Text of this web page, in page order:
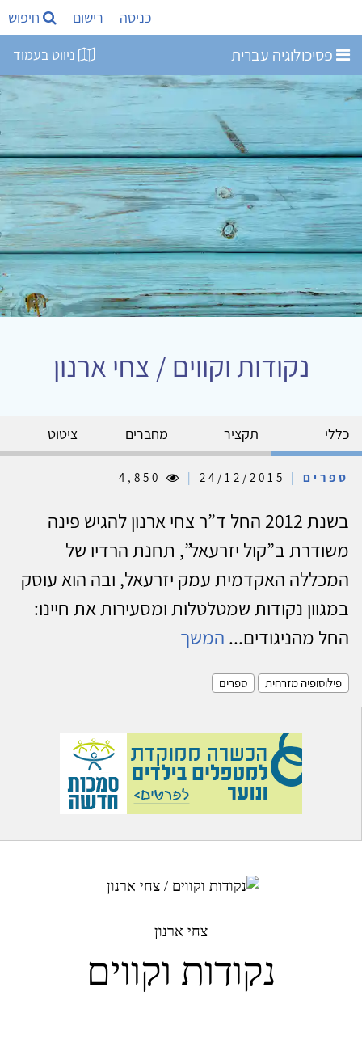
כניסה רישום חיפוש
פסיכולוגיה עברית ניווט בעמוד
נקודות וקווים / צחי ארנון
כללי תקציר מחברים ציטוט
ספרים |
|
בשנת 2012 החל ד”ר צחי ארנון להגיש פינה
משודרת ב”קול יזרעאל”, תחנת הרדיו של
המכללה האקדמית עמק יזרעאל, ובה הוא עוסק
במגוון נקודות שמטלטלות ומסעירות את חיינו:
החל מהניגודים... המשך
פילוסופיה מזרחית ספרים
צחי ארנון
נקודות וקווים